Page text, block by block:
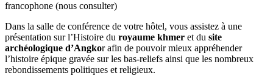
francophone (nous consulter)
Dans la salle de conférence de votre hôtel, vous assistez à une
présentation sur l’Histoire du royaume khmer et du site
archéologique d’Angkor afin de pouvoir mieux appréhender
l’histoire épique gravée sur les bas-reliefs ainsi que les nombreux
rebondissements politiques et religieux.